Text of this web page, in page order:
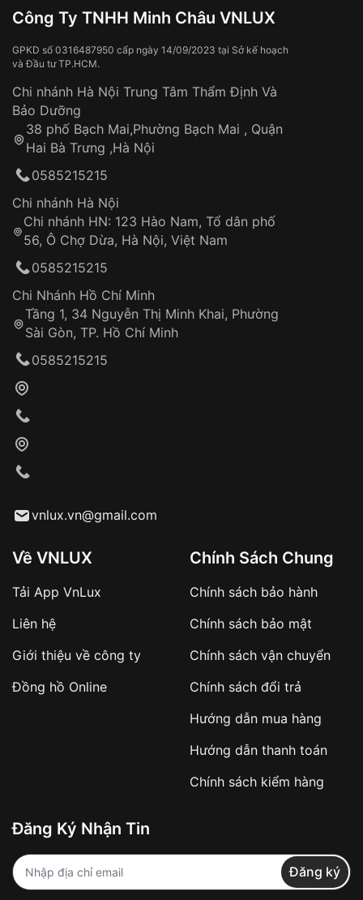
Công Ty TNHH Minh Châu VNLUX
GPKD số 0316487950 cấp ngày 14/09/2023 tại Sở kế hoạch
và Đầu tư TP.HCM.
Chi nhánh Hà Nội Trung Tâm Thẩm Định Và
Bảo Dưỡng
38 phố Bạch Mai,Phường Bạch Mai , Quận
Hai Bà Trưng ,Hà Nội
0585215215
Chi nhánh Hà Nội
Chi nhánh HN: 123 Hào Nam, Tổ dân phố
56, Ô Chợ Dừa, Hà Nội, Việt Nam
0585215215
Chi Nhánh Hồ Chí Minh
Tầng 1, 34 Nguyễn Thị Minh Khai, Phường
Sài Gòn, TP. Hồ Chí Minh
0585215215
vnlux.vn@gmail.com
Về VNLUX
Tải App VnLux
Liên hệ
Giới thiệu về công ty
Đồng hồ Online
Chính Sách Chung
Chính sách bảo hành
Chính sách bảo mật
Chính sách vận chuyển
Chính sách đổi trả
Hướng dẫn mua hàng
Hướng dẫn thanh toán
Chính sách kiểm hàng
Đăng Ký Nhận Tin
Đăng ký